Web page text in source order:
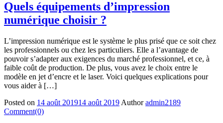
Quels équipements d’impression
numérique choisir ?
L’impression numérique est le système le plus prisé que ce soit chez
les professionnels ou chez les particuliers. Elle a l’avantage de
pouvoir s’adapter aux exigences du marché professionnel, et ce, à
faible coût de production. De plus, vous avez le choix entre le
modèle en jet d’encre et le laser. Voici quelques explications pour
vous aider à […]
Posted on 14 août 201914 août 2019 Author admin2189
Comment(0)